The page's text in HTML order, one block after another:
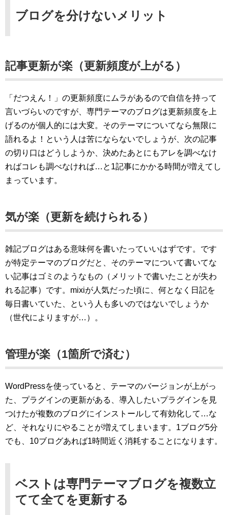
ブログを分けないメリット
記事更新が楽（更新頻度が上がる）
「だつえん！」の更新頻度にムラがあるので自信を持って
言いづらいのですが、専門テーマのブログは更新頻度を上
げるのが個人的には大変。そのテーマについてなら無限に
語れるよ！という人は苦にならないでしょうが、次の記事
の切り口はどうしようか、決めたあとにもアレを調べなけ
ればコレも調べなければ…と1記事にかかる時間が増えてし
まっています。
気が楽（更新を続けられる）
雑記ブログはある意味何を書いたっていいはずです。です
が特定テーマのブログだと、そのテーマについて書いてな
い記事はゴミのようなもの（メリットで書いたことが失わ
れる記事）です。mixiが人気だった頃に、何となく日記を
毎日書いていた、という人も多いのではないでしょうか
（世代によりますが…）。
管理が楽（1箇所で済む）
WordPressを使っていると、テーマのバージョンが上がっ
た、プラグインの更新がある、導入したいプラグインを見
つけたが複数のブログにインストールして有効化して…な
ど、それなりにやることが増えてしまいます。1ブログ5分
でも、10ブログあれば1時間近く消耗することになります。
ベストは専門テーマブログを複数立
てて全てを更新する